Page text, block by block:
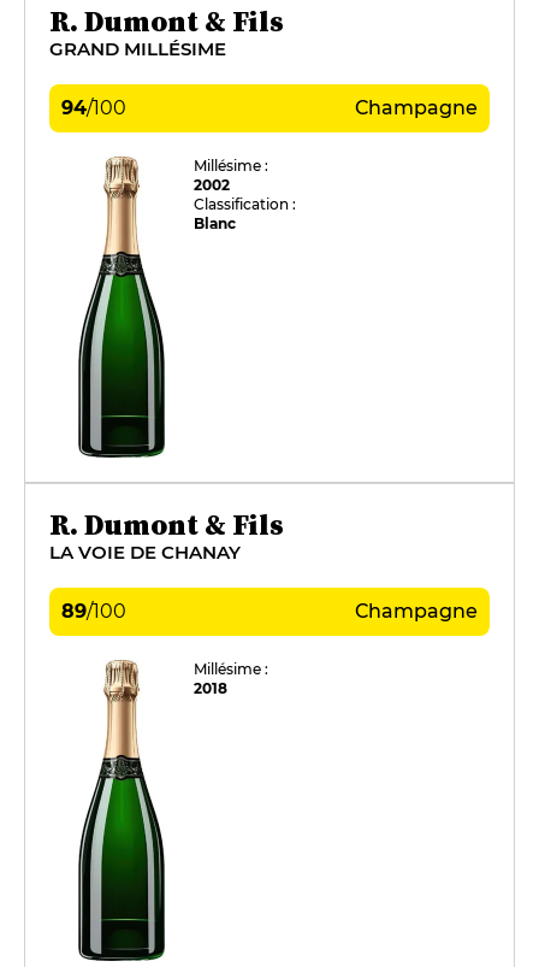
R. Dumont & Fils
GRAND MILLÉSIME
94/100 Champagne
Millésime :
2002
Classification :
Blanc
R. Dumont & Fils
LA VOIE DE CHANAY
89/100 Champagne
Millésime :
2018